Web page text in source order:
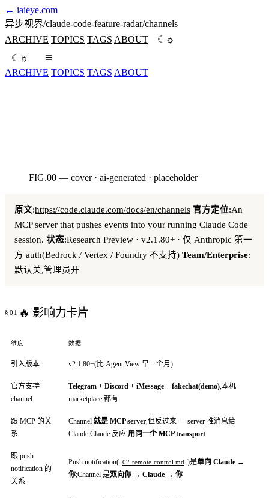
← iaieye.com
异步视界/claude-code-feature-radar/channels
ARCHIVE TOPICS TAGS ABOUT ☾ ☼
☾ ☼
ARCHIVE TOPICS TAGS ABOUT
FIG.00 — cover · ai-generated · placeholder
原文:https://code.claude.com/docs/en/channels 官方定位:An
MCP server that pushes events into your running Claude Code
session. 状态:Research Preview · v2.1.80+ · 仅 Anthropic 第一
方 auth(Bedrock / Vertex / Foundry 不支持) Team/Enterprise:
默认关,管理员开
🔥 影响力卡片
维度 数据
引入版本 v2.1.80+(比 Agent View 早一个月)
官方支持
channel
Telegram + Discord + iMessage + fakechat(demo),本机
marketplace 都有
跟 MCP 的关
系
Channel 就是 MCP server,但反过来 — server 推消息给
Claude,Claude 反应,用同一个 MCP transport
跟 push
notification 的
关系
Push notification( 02-remote-control.md )是单向 Claude →
你;Channel 是双向你 → Claude → 你